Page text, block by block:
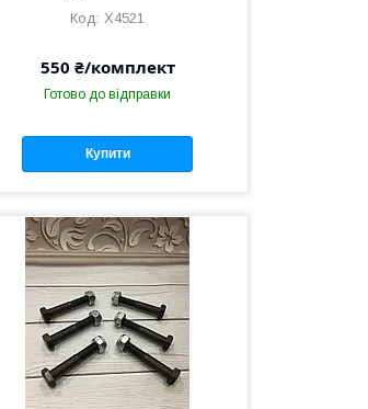
X4521
550 ₴/комплект
Готово до відправки
Купити